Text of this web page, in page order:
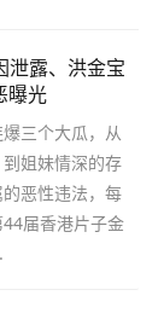
泄露、洪金宝
曝光
三个大瓜，从
姐妹情深的存
恶性违法，每
届香港片子金